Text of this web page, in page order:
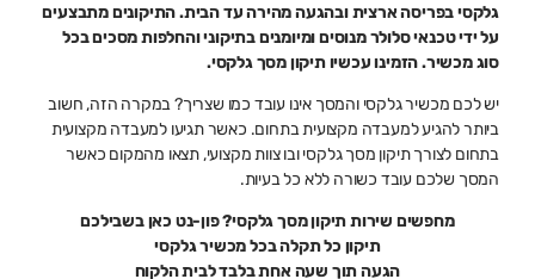
גלקסי בפריסה ארצית ובהגעה מהירה עד הבית. התיקונים מתבצעים
על ידי טכנאי סלולר מנוסים ומיומנים בתיקוני והחלפות מסכים בכל
סוג מכשיר. הזמינו עכשיו תיקון מסך גלקסי.
יש לכם מכשיר גלקסי והמסך אינו עובד כמו שצריך? במקרה הזה, חשוב
ביותר להגיע למעבדה מקצועית בתחום. כאשר תגיעו למעבדה מקצועית
בתחום לצורך תיקון מסך גלקסי ובו צוות מקצועי, תצאו מהמקום כאשר
המסך שלכם עובד כשורה ללא כל בעיות.
מחפשים שירות תיקון מסך גלקסי? פון-נט כאן בשבילכם
תיקון כל תקלה בכל מכשיר גלקסי
הגעה תוך שעה אחת בלבד לבית הלקוח